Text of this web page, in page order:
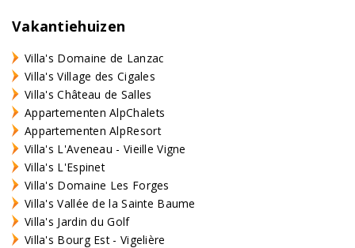
Vakantiehuizen
Villa's Domaine de Lanzac
Villa's Village des Cigales
Villa's Château de Salles
Appartementen AlpChalets
Appartementen AlpResort
Villa's L'Aveneau - Vieille Vigne
Villa's L'Espinet
Villa's Domaine Les Forges
Villa's Vallée de la Sainte Baume
Villa's Jardin du Golf
Villa's Bourg Est - Vigelière